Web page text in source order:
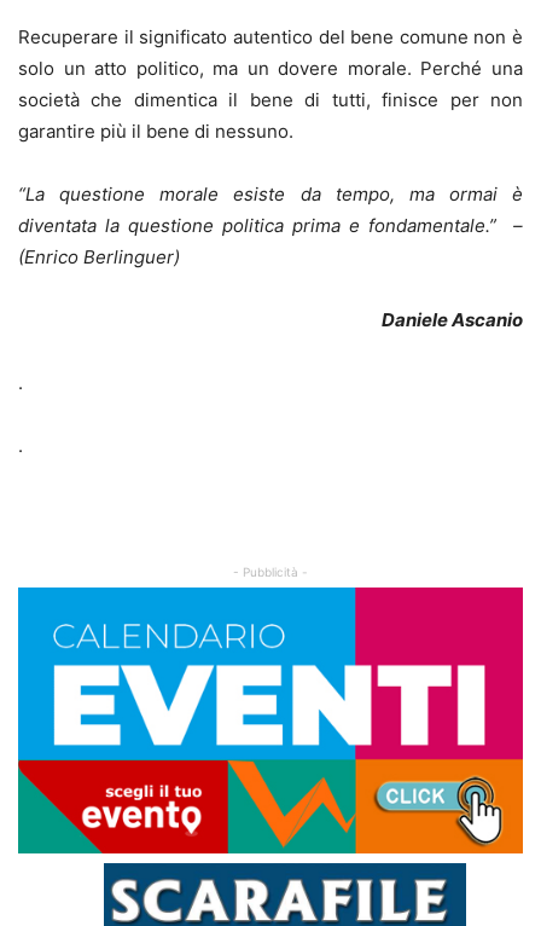
Recuperare il significato autentico del bene comune non è
solo un atto politico, ma un dovere morale. Perché una
società che dimentica il bene di tutti, finisce per non
garantire più il bene di nessuno.
“La questione morale esiste da tempo, ma ormai è
diventata la questione politica prima e fondamentale.” –
(Enrico Berlinguer)
Daniele Ascanio
.
.
- Pubblicità -